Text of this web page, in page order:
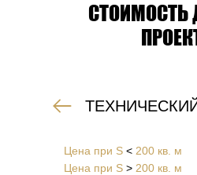
СТОИМОСТЬ
Цена при S < 200 кв. м
Цена при S > 200 кв. м